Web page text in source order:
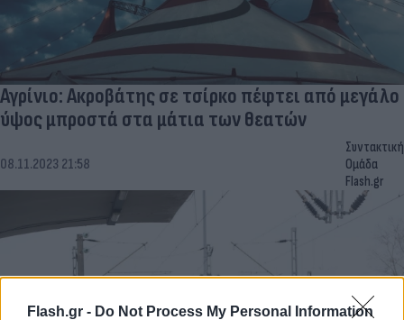
Flash.gr - Do Not Process My Personal Information
Αγρίνιο: Ακροβάτης σε τσίρκο πέφτει από μεγάλο
ύψος μπροστά στα μάτια των θεατών
08.11.2023 21:58
Συντακτική
Ομάδα
Flash.gr